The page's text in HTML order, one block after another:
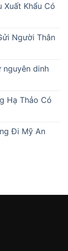
Xuất Khẩu Có
Người Thân
dinh
Hạ Thảo Có
Đi Mỹ An